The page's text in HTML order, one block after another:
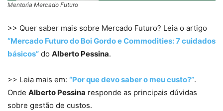
Mentoria Mercado Futuro
>> Quer saber mais sobre Mercado Futuro? Leia o artigo
“Mercado Futuro do Boi Gordo e Commodities: 7 cuidados
básicos” do Alberto Pessina.
>> Leia mais em: “Por que devo saber o meu custo?”.
Onde Alberto Pessina responde as principais dúvidas
sobre gestão de custos.